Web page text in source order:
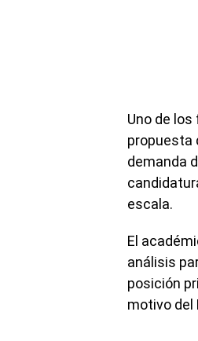
Uno de
propuesta
demanda
escala.
El
análisis
posición
motivo del